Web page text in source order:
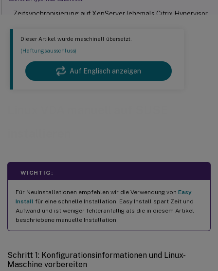
Dieser Artikel wurde maschinell übersetzt.
(Haftungsausschluss)
Auf Englisch anzeigen
WICHTIG:
Für Neuinstallationen empfehlen wir die Verwendung von Easy
Install für eine schnelle Installation. Easy Install spart Zeit und
Aufwand und ist weniger fehleranfällig als die in diesem Artikel
beschriebene manuelle Installation.
Schritt 1: Konfigurationsinformationen und Linux-
Maschine vorbereiten
Zeitsynchronisierung auf XenServer (ehemals Citrix Hypervisor
Zeitsynchronisierung auf Microsoft Hyper-V beheben
Schritt 3: Linux-VM zur Windows-Domäne hinzufügen
Domänenmitgliedschaft überprüfen
PBIS
Schritt 4: .NET installieren
Schritt 6a: Alte Version deinstallieren